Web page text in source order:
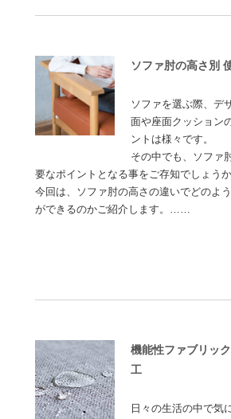
ソファ肘の高さ別
ソファを選ぶ際、デ
面や座面クッション
ントは様々です。
その中でも、ソファ
要なポイントとなる事をご存知でしょうか
今回は、ソファ肘の高さの違いでどのよ
ができるのかご紹介します。……
機能性ファブリッ
工
日々の生活の中で気